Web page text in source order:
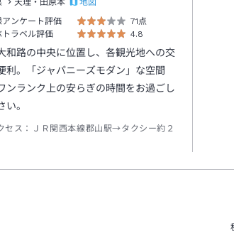
天理・田原本
アンケート評価
71点
トラベル評価
4.8
和路の中央に位置し、各観光地への交
利。「ジャパニーズモダン」な空間
ンランク上の安らぎの時間をお過ごし
い。
セス：
ＪＲ関西本線郡山駅→タクシー約２